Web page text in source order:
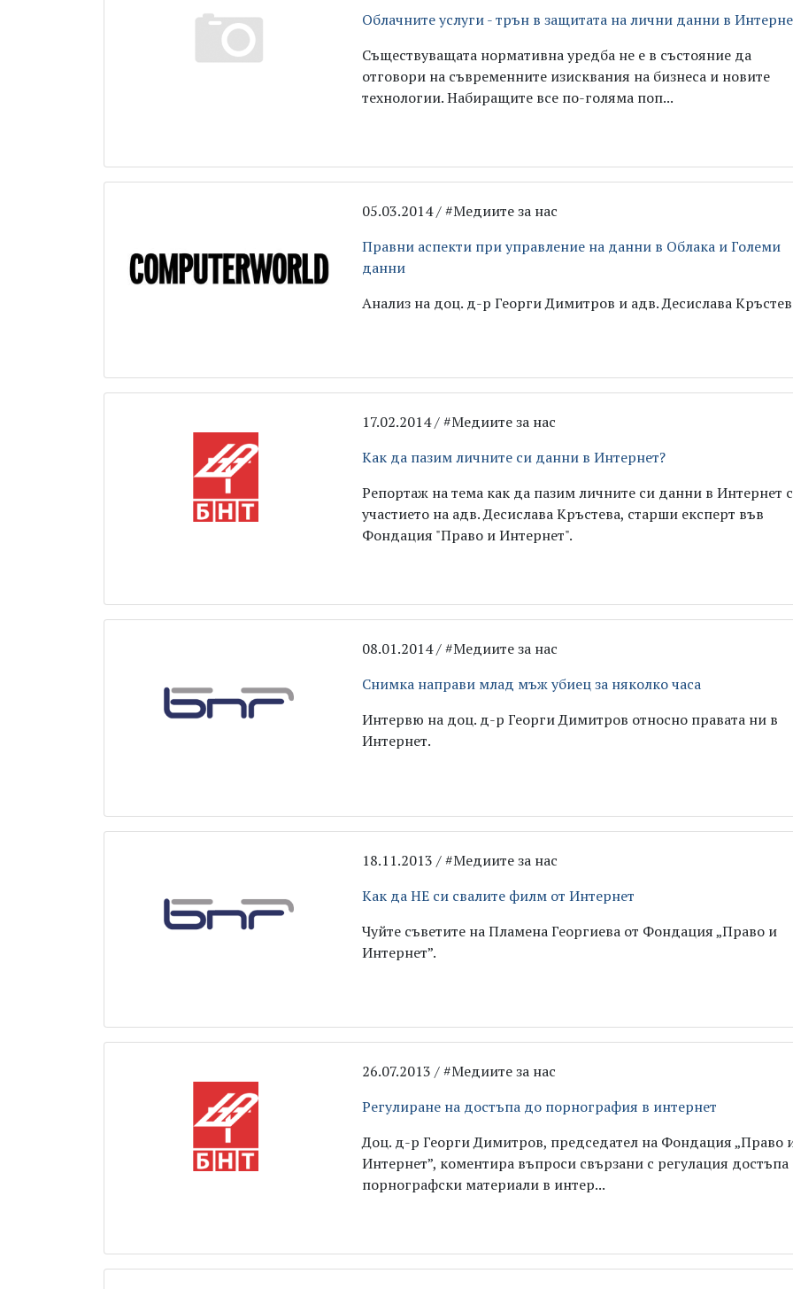
Облачните услуги - трън в защитата на лични данни в
Съществуващата нормативна уредба не е в състояние да
отговори на съвременните изисквания на бизнеса и новите
технологии. Набиращите все по-голяма поп...
05.03.2014 / #Медиите за нас
Правни аспекти при управление на данни в Облака и Големи
данни
Анализ на доц. д-р Георги Димитров и адв. Десислава
17.02.2014 / #Медиите за нас
Как да пазим личните си данни в Интернет?
Репортаж на тема как да пазим личните си данни в Интернет с
участието на адв. Десислава Кръстева, старши експерт във
Фондация "Право и Интернет".
08.01.2014 / #Медиите за нас
Снимка направи млад мъж убиец за няколко часа
Интервю на доц. д-р Георги Димитров относно правата ни в
Интернет.
18.11.2013 / #Медиите за нас
Как да НЕ си свалите филм от Интернет
Чуйте съветите на Пламена Георгиева от Фондация „Право и
Интернет”.
26.07.2013 / #Медиите за нас
Регулиране на достъпа до порнография в интернет
Доц. д-р Георги Димитров, председател на Фондация „Право
Интернет”, коментира въпроси свързани с регулация
порнографски материали в интер...